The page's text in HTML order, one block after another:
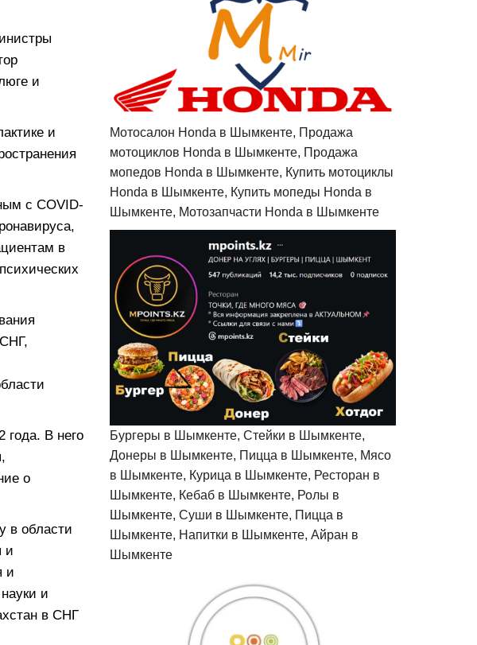
и
и
с COVID-
в
года. В него
о
в области
и
и
и
в СНГ
Мотосалон Honda в Шымкенте, Продажа
мотоциклов Honda в Шымкенте, Продажа
мопедов Honda в Шымкенте, Купить мотоциклы
Honda в Шымкенте, Купить мопеды Honda в
Шымкенте, Мотозапчасти Honda в Шымкенте
Бургеры в Шымкенте, Стейки в Шымкенте,
Донеры в Шымкенте, Пицца в Шымкенте, Мясо
в Шымкенте, Курица в Шымкенте, Ресторан в
Шымкенте, Кебаб в Шымкенте, Ролы в
Шымкенте, Суши в Шымкенте, Пицца в
Шымкенте, Напитки в Шымкенте, Айран в
Шымкенте